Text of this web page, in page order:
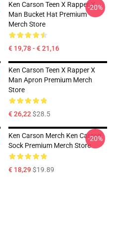
Ken Carson Teen X Rapper X
Man Bucket Hat Premium
Merch Store
€ 19,78 - € 21,16
-20%
Ken Carson Teen X Rapper X
Man Apron Premium Merch
Store
€ 26,22$28.5
Ken Carson Merch Ken Carson
Sock Premium Merch Store
€ 18,29$19.89
-20%